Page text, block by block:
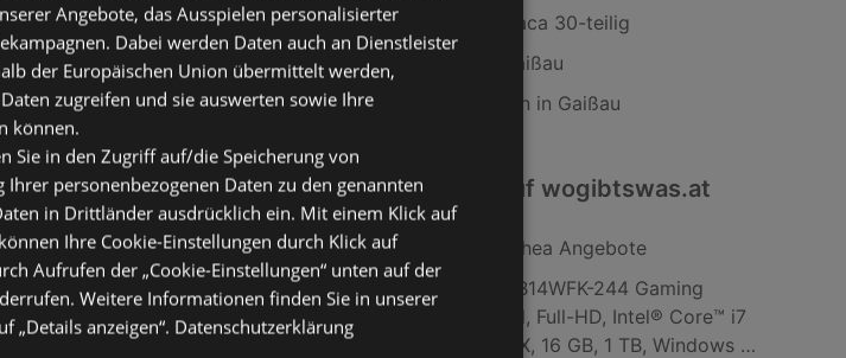
Kombiservice Lumaca 30-teilig
ADEG Filialen in Gaißau
SodaStream Filialen in Gaißau
Interessantes auf wogibtswas.at
Korbmarante Calathea Angebote
MSI Katana 17 HX B14WFK-244 Gaming
Notebook, 17,3 Zoll, Full-HD, Intel® Core™ i7
Prozessor 14650HX, 16 GB, 1 TB, Windows 11
Angebote, das Ausspielen personalisierter
Dabei werden Daten auch an Dienstleister
der Europäischen Union übermittelt werden,
zugreifen und sie auswerten sowie Ihre
können.
Sie in den Zugriff auf/die Speicherung von
personenbezogenen Daten zu den genannten
in Drittländer ausdrücklich ein. Mit einem Klick auf
Ihre Cookie-Einstellungen durch Klick auf
Aufrufen der „Cookie-Einstellungen“ unten auf der
Weitere Informationen finden Sie in unserer
„Details anzeigen“. Datenschutzerklärung